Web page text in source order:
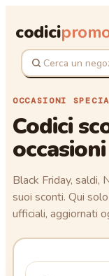
codici
OCCASIONI
Codici
Black Friday, saldi,
suoi sconti. Qui
ufficiali, aggiornati